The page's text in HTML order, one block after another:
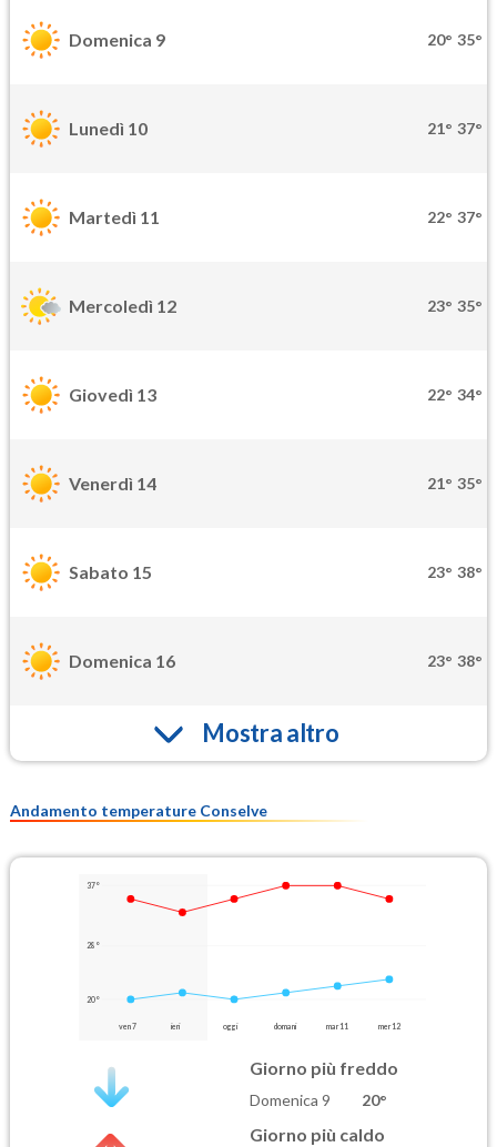
Domenica 9 20° 35°
Lunedì 10 21° 37°
Martedì 11 22° 37°
Mercoledì 12 23° 35°
Giovedì 13 22° 34°
Venerdì 14 21° 35°
Sabato 15 23° 38°
Domenica 16 23° 38°
Mostra altro
Andamento temperature Conselve
37°
28°
20°
ven 7 ieri oggi domani mar 11 mer 12
Giorno più freddo
Domenica 9 20°
Giorno più caldo